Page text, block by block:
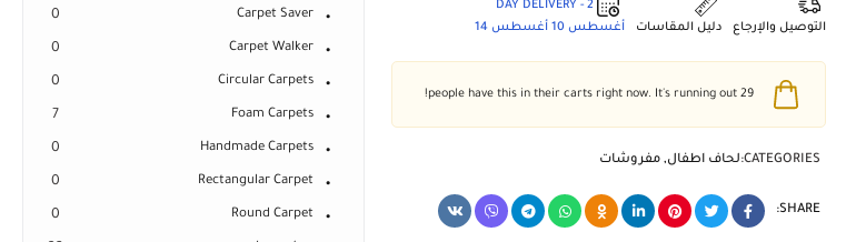
التوصيل والإرجاع دليل المقاسات
2 - DAY DELIVERY
أغسطس 10
أغسطس 14
29
CATEGORIES: لحاف اطفال, مفروشات
SHARE:
Carpet Saver
0
Carpet Walker
0
Circular Carpets
0
Foam Carpets
7
Handmade Carpets
0
Rectangular Carpet
0
Round Carpet
0